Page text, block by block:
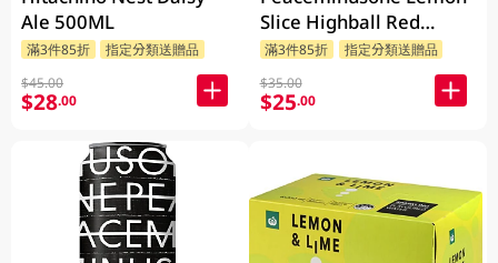
Ale 500ML
滿3件85折
指定分類送贈品
$45.00
$28.00
Slice Highball Red
500ML (G-Dragon's
brand)
滿3件85折
指定分類送贈品
$35.00
$25.00